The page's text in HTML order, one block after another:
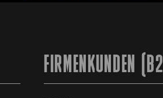
FIRMENKUNDEN